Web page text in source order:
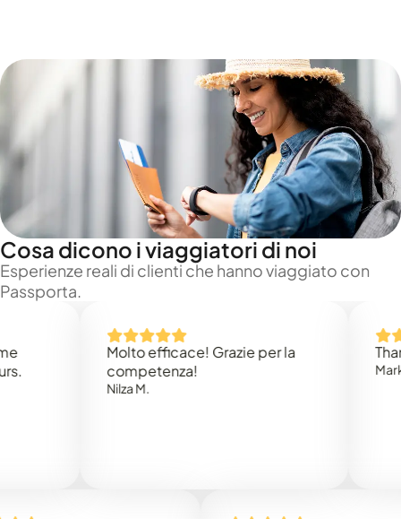
Cosa dicono i viaggiatori di noi
Esperienze reali di clienti che hanno viaggiato con
Passporta.
Molto efficace! Grazie per la
competenza!
Nilza M.
Thank
Mark N.